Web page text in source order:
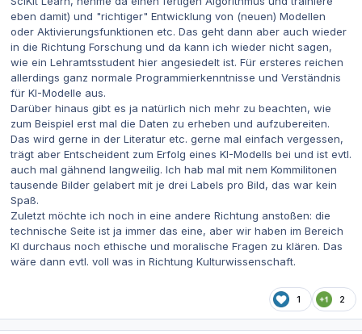
eben damit) und "richtiger" Entwicklung von (neuen) Modellen
oder Aktivierungsfunktionen etc. Das geht dann aber auch wieder
in die Richtung Forschung und da kann ich wieder nicht sagen,
wie ein Lehramtsstudent hier angesiedelt ist. Für ersteres reichen
allerdings ganz normale Programmierkenntnisse und Verständnis
für KI-Modelle aus.
Darüber hinaus gibt es ja natürlich nich mehr zu beachten, wie
zum Beispiel erst mal die Daten zu erheben und aufzubereiten.
Das wird gerne in der Literatur etc. gerne mal einfach vergessen,
trägt aber Entscheident zum Erfolg eines KI-Modells bei und ist evtl.
auch mal gähnend langweilig. Ich hab mal mit nem Kommilitonen
tausende Bilder gelabert mit je drei Labels pro Bild, das war kein
Spaß.
Zuletzt möchte ich noch in eine andere Richtung anstoßen: die
technische Seite ist ja immer das eine, aber wir haben im Bereich
KI durchaus noch ethische und moralische Fragen zu klären. Das
wäre dann evtl. voll was in Richtung Kulturwissenschaft.
1 2